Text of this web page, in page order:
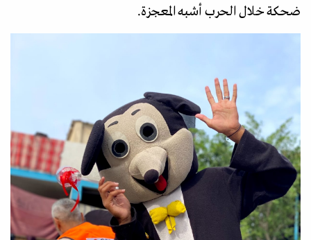
ضحكة خلال الحرب أشبه المعجزة.